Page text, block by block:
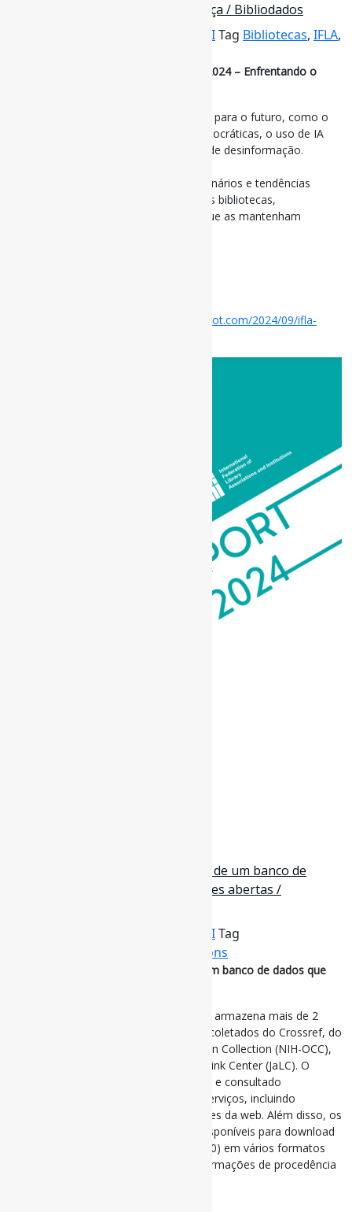
Enfrentando o futuro com confiança / Bibliodados
Informe-CITag Bibliotecas, IFLA,
IFLA Lança o Relatório de Tendências 2024 – Enfrentando o
O relatório explora cenários hipotéticos para o futuro, como o
impacto de deepfakes em eleições democráticas, o uso de IA
para manipular serviços, e os desafios de desinformação.
O relatório sugere o uso criativo dos cenários e tendências
apresentados para planejar o futuro das bibliotecas,
promovendo discussões e inovações que as mantenham
http://bibliodados.blogspot.com/2024/09/ifla-
The OpenCitation Index: descrição de um banco de
dados que fornece dados de citações abertas /
Informe-CITag
OpenCitations
The OpenCitation Index: descrição de um banco de dados que
m julho de 2024, o OpenCitations Index armazena mais de 2
bilhões de links de citações exclusivos, coletados do Crossref, do
National Institute of Heath Open Citation Collection (NIH-OCC),
do DataCite, do OpenAIRE e do Japan Link Center (JaLC). O
OpenCitations Index pode ser acessado e consultado
sistematicamente por meio de vários serviços, incluindo
endpoint SPARQL, APIs REST e interfaces da web. Além disso, os
dumps de conjuntos de dados estão disponíveis para download
e reutilização gratuitos (sob isenção CC0) em vários formatos
(CSV, N-Triples e Scholix), incluindo informações de procedência